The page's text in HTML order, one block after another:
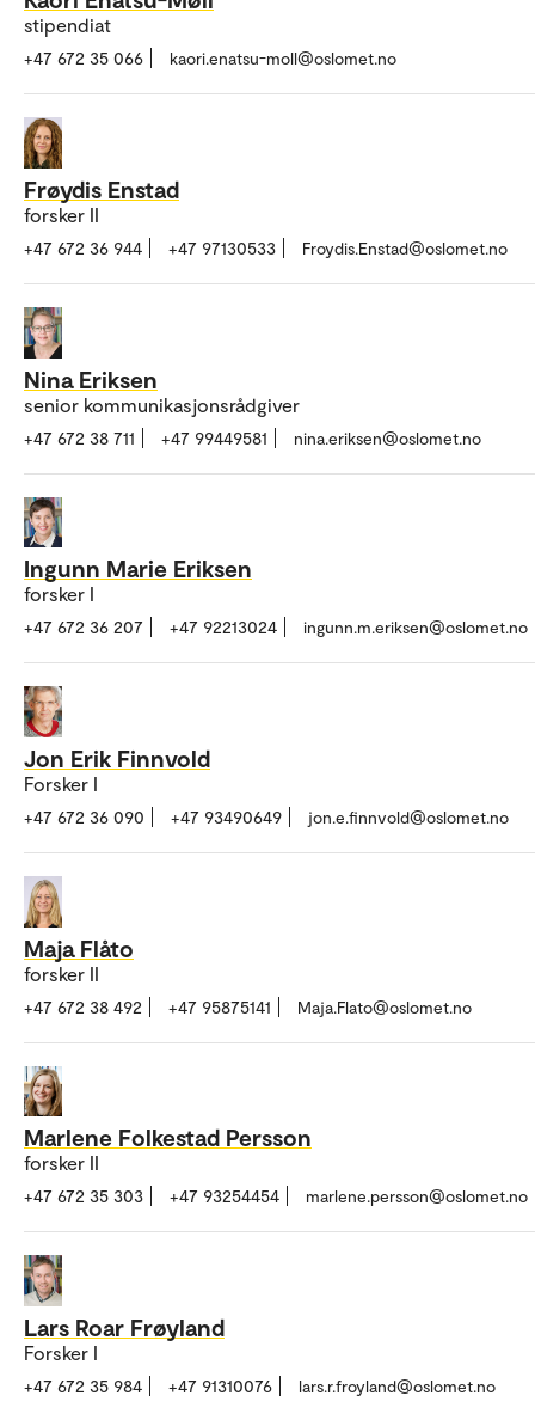
stipendiat
+47 672 35 066 kaori.enatsu-moll@oslomet.no
Frøydis Enstad
forsker II
+47 672 36 944 +47 97130533 Froydis.Enstad@oslomet.no
Nina Eriksen
senior kommunikasjonsrådgiver
+47 672 38 711 +47 99449581 nina.eriksen@oslomet.no
Ingunn Marie Eriksen
forsker I
+47 672 36 207 +47 92213024 ingunn.m.eriksen@oslomet.no
Jon Erik Finnvold
Forsker I
+47 672 36 090 +47 93490649 jon.e.finnvold@oslomet.no
Maja Flåto
forsker II
+47 672 38 492 +47 95875141 Maja.Flato@oslomet.no
Marlene Folkestad Persson
forsker II
+47 672 35 303 +47 93254454 marlene.persson@oslomet.no
Lars Roar Frøyland
Forsker I
+47 672 35 984 +47 91310076 lars.r.froyland@oslomet.no